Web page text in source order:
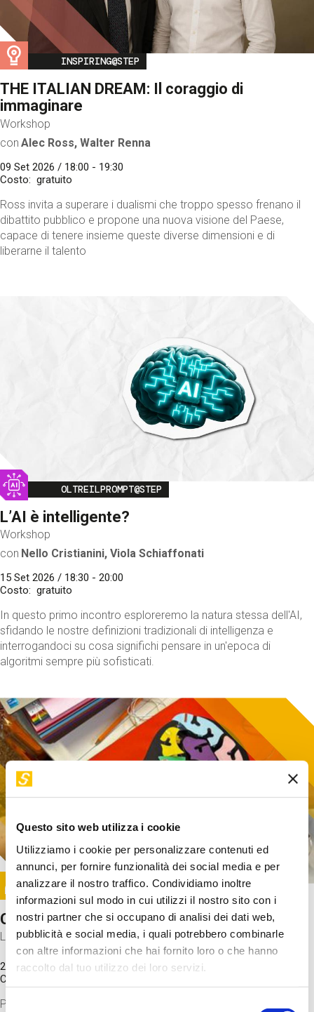
Questo sito web utilizza i cookie
Utilizziamo i cookie per personalizzare contenuti ed
annunci, per fornire funzionalità dei social media e per
analizzare il nostro traffico. Condividiamo inoltre
informazioni sul modo in cui utilizzi il nostro sito con i
nostri partner che si occupano di analisi dei dati web,
pubblicità e social media, i quali potrebbero combinarle
con altre informazioni che hai fornito loro o che hanno
raccolto dal tuo utilizzo dei loro servizi.
Selezione
Image
INSPIRING@STEP
THE ITALIAN DREAM: Il coraggio di
immaginare
Workshop
con Alec Ross, Walter Renna
09 Set 2026 / 18:00 - 19:30
Costo
gratuito
Ross invita a superare i dualismi che troppo spesso frenano il
dibattito pubblico e propone una nuova visione del Paese,
capace di tenere insieme queste diverse dimensioni e di
liberarne il talento
Image
OLTREILPROMPT@STEP
L’AI è intelligente?
Workshop
con Nello Cristianini, Viola Schiaffonati
15 Set 2026 / 18:30 - 20:00
Costo
gratuito
In questo primo incontro esploreremo la natura stessa dell'AI,
sfidando le nostre definizioni tradizionali di intelligenza e
interrogandoci su cosa significhi pensare in un'epoca di
algoritmi sempre più sofisticati.
Image
SUNDAY@STEP
Come funziona il cervello?
Laboratorio
20 Set 2026 / 11:15 - 13:00
Costo
Proveremo a costruire un cervello in cartoncino cercando di